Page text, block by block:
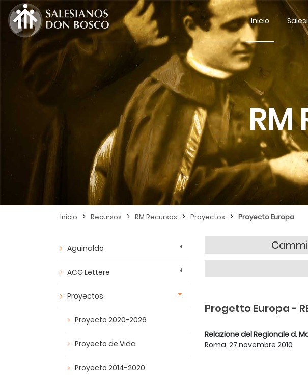
Inicio
RM
Inicio > Recursos > RM Recursos > Proyectos > Proyecto Europa
Aguinaldo
ACG Lettere
Proyectos
Proyecto 2020-2026
Proyecto de Vida
Proyecto 2014-2020
Progetto Europa-
Relazione del Regionale d.
Roma, 27 novembre 2010